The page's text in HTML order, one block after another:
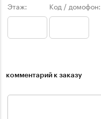
Этаж: Код / домофон:
комментарий к заказу